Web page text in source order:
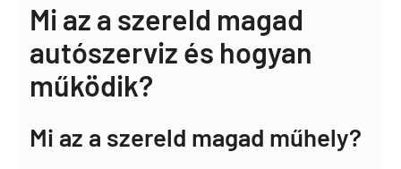
Mi az a szereld magad
autószerviz és hogyan
működik?
Mi az a szereld magad műhely?